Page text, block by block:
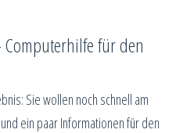
für den
Sie wollen noch schnell am
ein paar Informationen für den